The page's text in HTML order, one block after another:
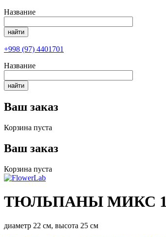
Название
+998 (97) 4401701
Название
Ваш заказ
Корзина пуста
Ваш заказ
Корзина пуста
ТЮЛЬПАНЫ МИКС
диаметр 22 см, высота 25 см